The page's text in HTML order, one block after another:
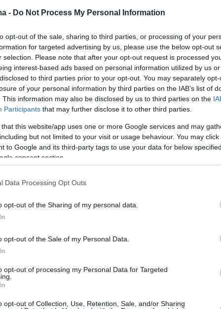
- Do Not Process My Personal Information
opt-out of the sale, sharing to third parties, or processing of your
for targeted advertising by us, please use the below opt-out
selection. Please note that after your opt-out request is processed
interest-based ads based on personal information utilized by us
to third parties prior to your opt-out. You may separately
of your personal information by third parties on the IAB’s list of
This information may also be disclosed by us to third parties on the
Participants that may further disclose it to other third parties.
that this website/app uses one or more Google services and may
but not limited to your visit or usage behaviour. You may
to Google and its third-party tags to use your data for below
consent section.
Data Processing Opt Outs
opt-out of the Sharing of my personal data.
opt-out of the Sale of my Personal Data.
opt-out of processing my Personal Data for Targeted
opt-out of Collection, Use, Retention, Sale, and/or Sharing
για άρση ακινησίας - Πόσο πληρώνετε, τι ισχύει
αλλαγές οι νέες
της ΑΑΔΕ για τα τέλη
με τον μήνα - Τα 10 SOS
σε ακινησία, κατάργηση της ανάγκης για νέες
ενεργοποίηση της πλατφόρμας myCAR από 1η
έτους
για τα τέλη κυκλοφορίας με
ποια είναι η διαδικασία για
ακινησίας
περιλαμβάνεται σε τροπολογία του υπουργείου
που κατατέθηκε στο νομοσχέδιο για την